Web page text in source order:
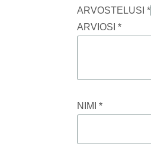
ARVOSTELUSI*
ARVIOSI*
NIMI*